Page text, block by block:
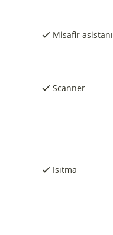
Misafir asistanı
Scanner
Isıtma